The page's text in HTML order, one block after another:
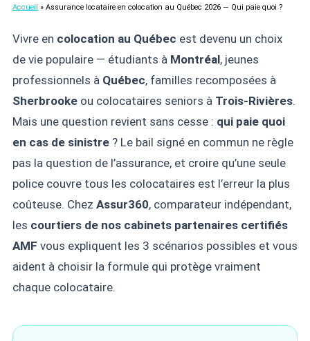
Accueil Assurance locataire en colocation au Québec 2026 — Qui paie quoi ?
Vivre en colocation au Québec est devenu un choix
de vie populaire — étudiants à Montréal, jeunes
professionnels à Québec, familles recomposées à
Sherbrookeou colocataires seniors à Trois-Rivières.
Mais une question revient sans cesse : qui paie quoi
en cas de sinistre? Le bail signé en commun ne règle
pas la question de l’assurance, et croire qu’une seule
police couvre tous les colocataires est l’erreur la plus
coûteuse. Chez Assur360, comparateur indépendant,
les courtiers de nos cabinets partenaires certifiés
AMF vous expliquent les 3 scénarios possibles et vous
aident à choisir la formule qui protège vraiment
chaque colocataire.